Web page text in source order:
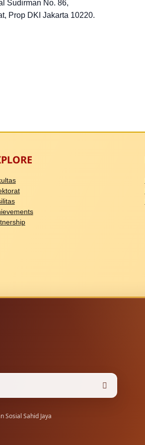
Sudirman No. 86,
Prop DKI Jakarta 10220.
Sosial Sahid Jaya